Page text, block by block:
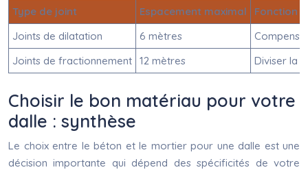
Type de joint Espacement maximal
Fonction
Joints de dilatation
6 mètres
Joints de fractionnement 12 mètres Diviser la
Choisir le bon matériau pour votre
dalle : synthèse
Le choix entre le béton et le mortier pour une dalle est une
décision importante qui dépend des spécificités de votre